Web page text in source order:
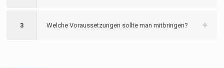
3 Welche Voraussetzungen sollte man mitbringen?